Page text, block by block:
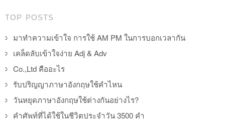
TOP POSTS
มาทำความเข้าใจ การใช้ AM PM ในการบอกเวลากัน
เคล็ดลับเข้าใจง่าย Adj & Adv
Co.,Ltd คืออะไร
รับปริญญาภาษาอังกฤษใช้คำไหน
วันหยุดภาษาอังกฤษใช้ต่างกันอย่างไร?
คำศัพท์ที่ได้ใช้ในชีวิตประจำวัน 3500 คำ